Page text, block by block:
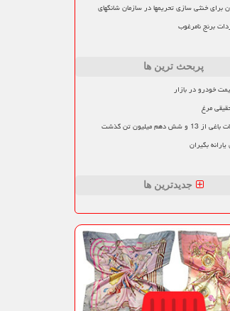
برای خنثی سازی تحریمها در سازمان شانگهای
برنج نامرغوب
پربحث ترین ها
خودرو در بازار
مرغ
دهم میلیون تن گذشت
بگیران
جدیدترین ها